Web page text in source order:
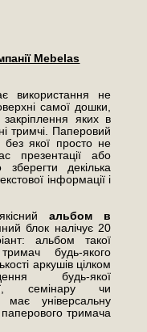
Mebelas
використання не
самої дошки,
яких в
тримчі. Паперовий
якої просто не
презентації або
зберегти декілька
інформації і
альбом в
блок налічує 20
альбом такої
будь-якого
аркушів цілком
будь-якої
семінару чи
універсальну
тримача